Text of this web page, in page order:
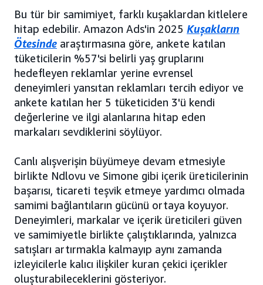
Bu tür bir samimiyet, farklı kuşaklardan kitlelere
hitap edebilir. Amazon Ads'in 2025 Kuşakların
Ötesinde araştırmasına göre, ankete katılan
tüketicilerin %57'si belirli yaş gruplarını
hedefleyen reklamlar yerine evrensel
deneyimleri yansıtan reklamları tercih ediyor ve
ankete katılan her 5 tüketiciden 3'ü kendi
değerlerine ve ilgi alanlarına hitap eden
markaları sevdiklerini söylüyor.
Canlı alışverişin büyümeye devam etmesiyle
birlikte Ndlovu ve Simone gibi içerik üreticilerinin
başarısı, ticareti teşvik etmeye yardımcı olmada
samimi bağlantıların gücünü ortaya koyuyor.
Deneyimleri, markalar ve içerik üreticileri güven
ve samimiyetle birlikte çalıştıklarında, yalnızca
satışları artırmakla kalmayıp aynı zamanda
izleyicilerle kalıcı ilişkiler kuran çekici içerikler
oluşturabileceklerini gösteriyor.